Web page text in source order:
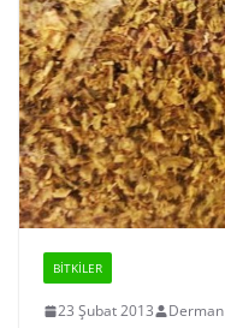
BİTKİLER
23 Şubat 2013 Derman